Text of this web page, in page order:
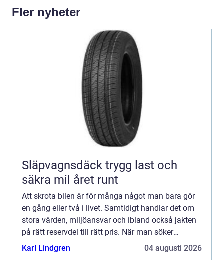
Fler nyheter
Släpvagnsdäck trygg last och
säkra mil året runt
Att skrota bilen är för många något man bara gör
en gång eller två i livet. Samtidigt handlar det om
stora värden, miljöansvar och ibland också jakten
på rätt reservdel till rätt pris. När man söker
bildemontering stockholm vill man därför ha en
Karl Lindgren 04 augusti 2026